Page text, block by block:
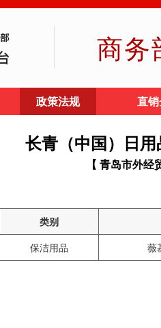
商务
政策法规 直
长青（中国）日
【 青岛市外经
类别
保洁用品 薇